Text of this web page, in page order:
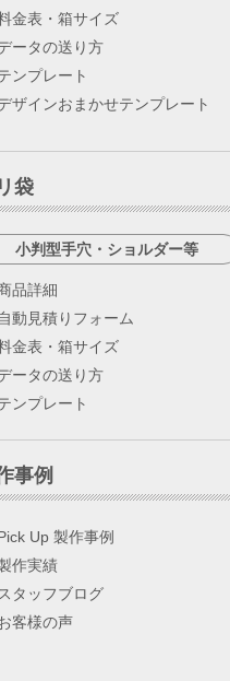
金表・箱サイズ
ータの送り方
ンプレート
ザインおまかせテンプレート
袋
小判型手穴・ショルダー等
品詳細
動見積りフォーム
金表・箱サイズ
ータの送り方
ンプレート
事例
Up 製作事例
作実績
タッフブログ
客様の声